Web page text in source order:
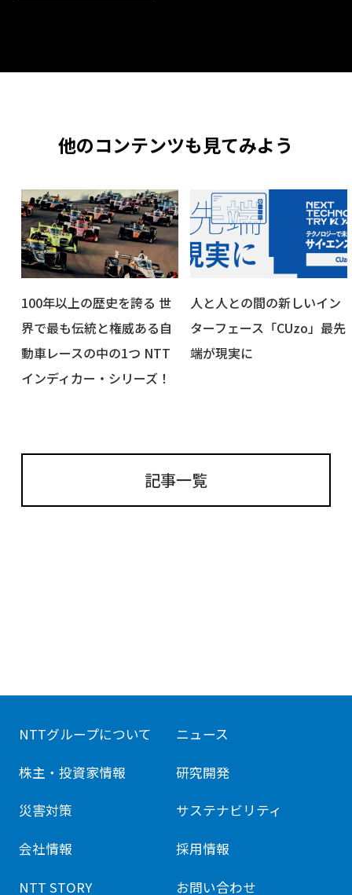
他のコンテンツも見てみよう
100年以上の歴史を誇る 世
界で最も伝統と権威ある自
動車レースの中の1つ NTT
インディカー・シリーズ！
人と人との間の新しいイン
ターフェース「CUzo」最先
端が現実に
記事一覧
NTTグループについて ニュース
株主・投資家情報 研究開発
災害対策 サステナビリティ
会社情報 採用情報
NTT STORY お問い合わせ